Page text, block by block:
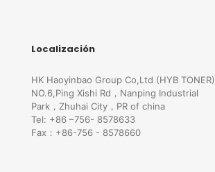
Localización
HK Haoyinbao Group Co,Ltd (HYB TONER)
NO.6,Ping Xishi Rd，Nanping Industrial
Park，Zhuhai City，PR of china
Tel: +86 –756- 8578633
Fax：+86-756 - 8578660